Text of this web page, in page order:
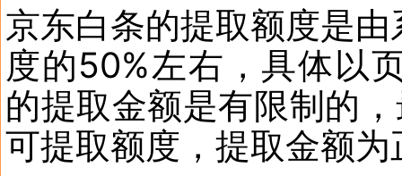
京东白条的提取额度是
度的50%左右，具体以
的提取金额是有限制的
可提取额度，提取金额